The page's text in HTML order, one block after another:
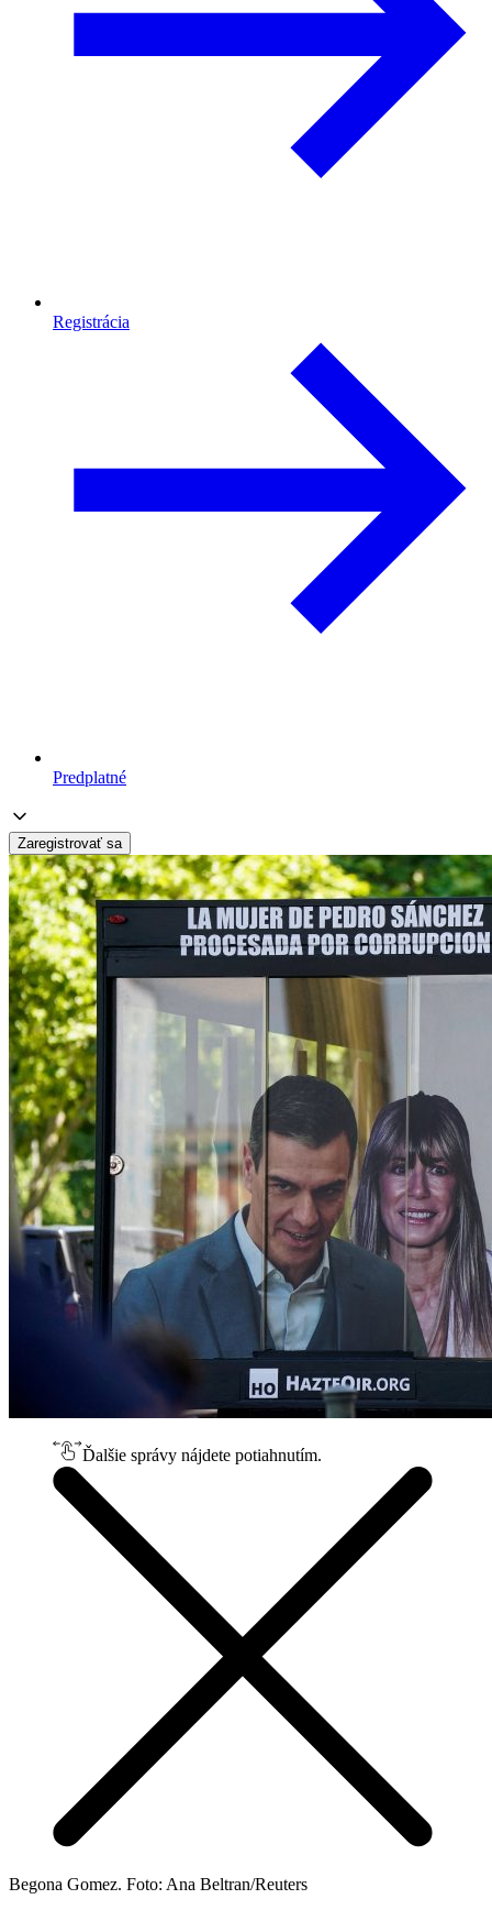
Registrácia
Predplatné
Zaregistrovať sa
Ďalšie správy nájdete potiahnutím.
Begona Gomez. Foto: Ana Beltran/Reuters